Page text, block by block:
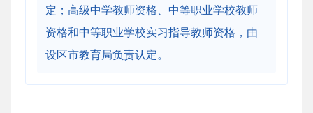
定；高级中学教师资格、中等职业学校教师
资格和中等职业学校实习指导教师资格，由
设区市教育局负责认定。